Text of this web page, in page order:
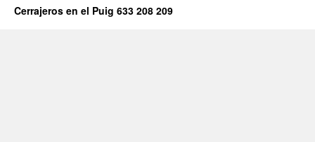
Cerrajeros en el Puig 633 208 209